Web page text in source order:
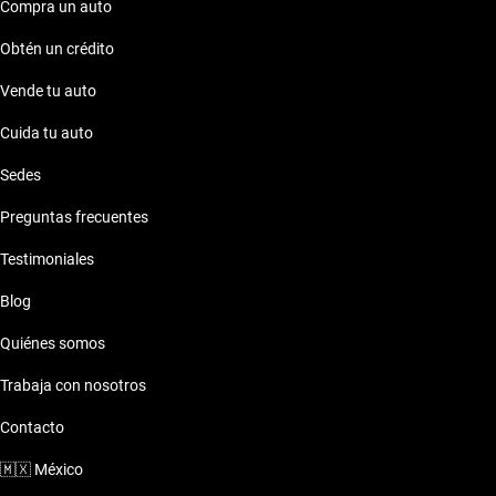
Compra un auto
Obtén un crédito
Vende tu auto
Cuida tu auto
Sedes
Preguntas frecuentes
Testimoniales
Blog
Quiénes somos
Trabaja con nosotros
Contacto
🇲🇽 México